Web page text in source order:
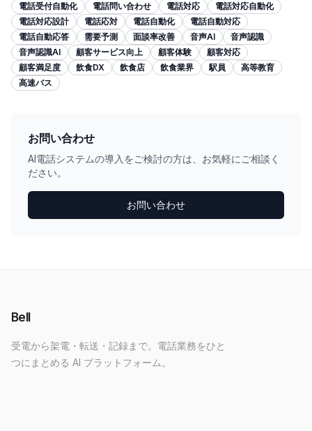
電話受付自動化
電話問い合わせ 電話対応
電話対応自動化
電話対応設計
電話応対 電話自動化
電話自動対応
電話自動応答
需要予測 面談率改善 音声AI
音声認識
音声認識AI
顧客サービス向上 顧客体験
顧客対応
顧客満足度
飲食DX 飲食店 飲食業界 駅員
高等教育
高速バス
お問い合わせ
AI電話システムの導入をご検討の方は、お気軽にご相談く
ださい。
お問い合わせ
Bell
受電から架電・転送・記録まで。電話業務をひと
つにまとめる AI プラットフォーム。